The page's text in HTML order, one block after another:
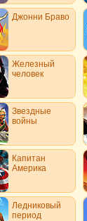
Джонни Браво
Железный
человек
Звездные
войны
Капитан
Америка
Ледниковый
период